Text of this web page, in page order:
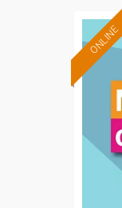
ONLINE